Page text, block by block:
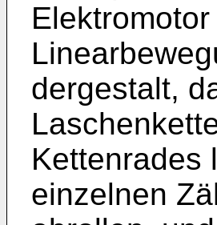
dergestalt,
Kettenrades
einzelnen